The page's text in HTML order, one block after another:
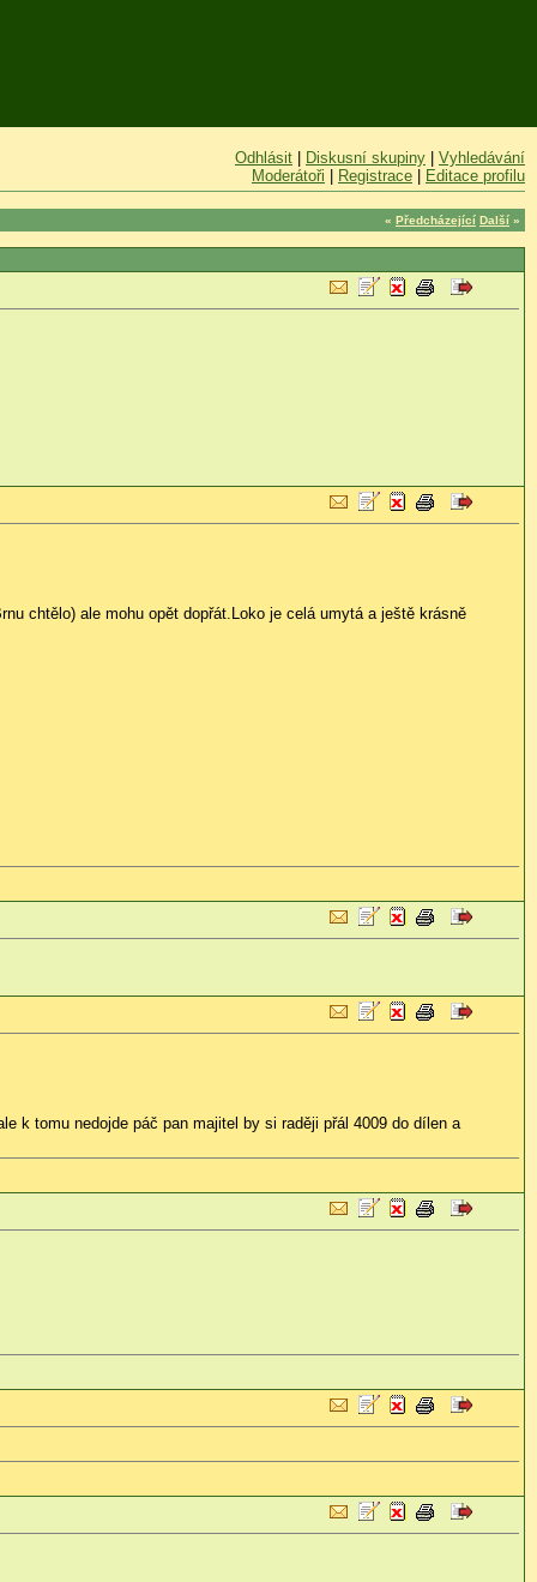
Odhlásit Diskusní skupiny
Vyhledávání
Moderátoři
Registrace Editace profilu
« Předcházející Další »
chtělo) ale mohu opět dopřát.Loko je celá umytá a ještě krásně
k tomu nedojde páč pan majitel by si raději přál 4009 do dílen a